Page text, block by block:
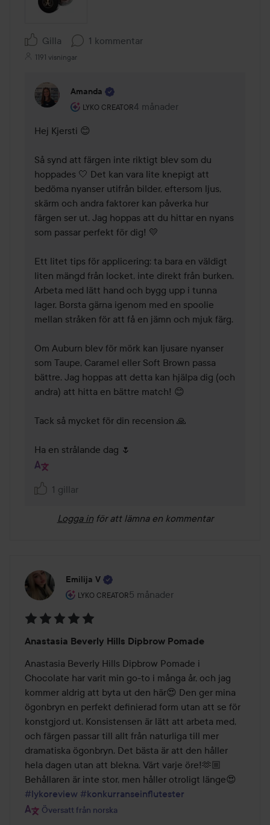
Gilla 1 kommentar
1191 visningar
Amanda
LYKO CREATOR
Användarens roll: Lyko Creator.
4 månader
Kommentaren lades 4 månader
Hej Kjersti 😊
Så synd att färgen inte riktigt blev som du
hoppades 🤍 Det kan vara lite knepigt att
bedöma nyanser utifrån bilder, eftersom ljus,
skärm och andra faktorer kan påverka hur
färgen ser ut. Jag hoppas att du hittar en nyans
som passar perfekt för dig! 💛
Ett litet tips för applicering: ta bara en väldigt
liten mängd från locket, inte direkt från burken.
Arbeta med lätt hand och bygg upp i tunna
lager. Borsta gärna igenom med en spoolie
mellan stråken för att få en jämn och mjuk färg.
Om Auburn blev för mörk kan ljusare nyanser
som Taupe, Caramel eller Soft Brown passa
bättre. Jag hoppas att detta kan hjälpa dig (och
andra) att hitta en bättre match! 😊
Tack så mycket för din recension 🙏
Ha en strålande dag 🌷
1 gillar
Logga in för att lämna en kommentar
Emilija V
LYKO CREATOR
Användarens roll: Lyko Creator.
5 månader
Inlägget skapades 5 månader
5
av
5
Anastasia Beverly Hills Dipbrow Pomade
Anastasia Beverly Hills Dipbrow Pomade i
Chocolate har varit min go-to i många år, och jag
kommer aldrig att byta ut den här😍 Den ger mina
ögonbryn en perfekt definierad form utan att se för
konstgjord ut. Konsistensen är lätt att arbeta med,
och färgen passar till allt från naturliga till mer
dramatiska ögonbryn. Det bästa är att den håller
hela dagen utan att blekna. Värt varje öre!🫶🏼
#lykoreview #konkurranseinflutester
Översatt från norska